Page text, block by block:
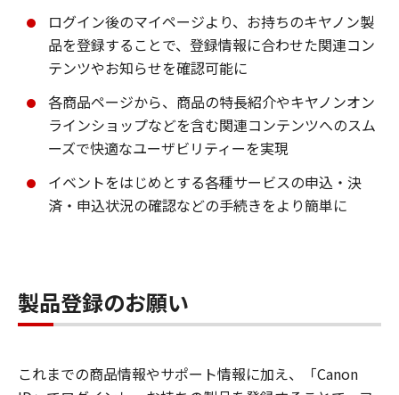
ログイン後のマイページより、お持ちのキヤノン製
品を登録することで、登録情報に合わせた関連コン
テンツやお知らせを確認可能に
各商品ページから、商品の特長紹介やキヤノンオン
ラインショップなどを含む関連コンテンツへのスム
ーズで快適なユーザビリティーを実現
イベントをはじめとする各種サービスの申込・決
済・申込状況の確認などの手続きをより簡単に
製品登録のお願い
これまでの商品情報やサポート情報に加え、「Canon